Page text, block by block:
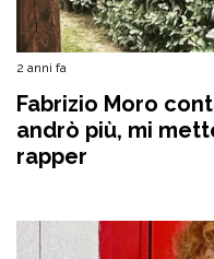
2 anni fa
Fabrizio Moro
andrò più, mi
rapper